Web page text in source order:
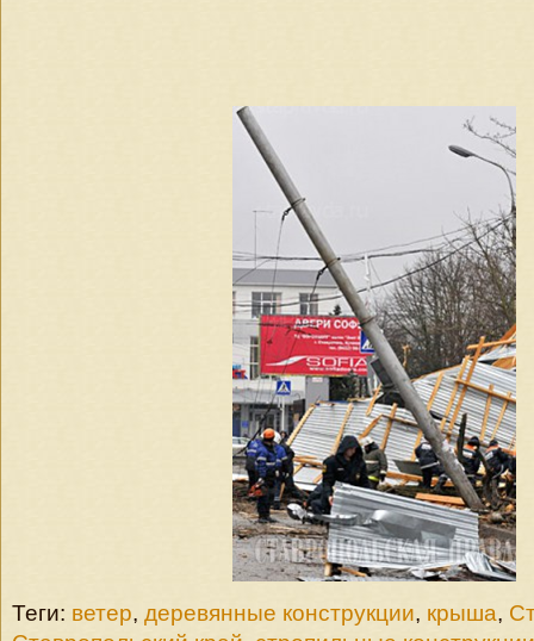
Теги: ветер, деревянные конструкции, крыша,